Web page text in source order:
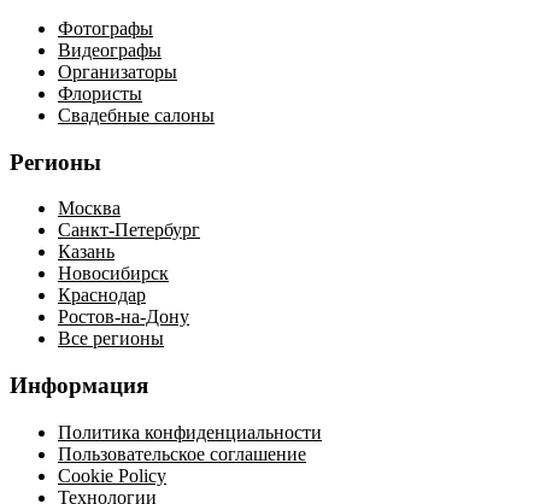
Фотографы
Видеографы
Организаторы
Флористы
Свадебные салоны
Регионы
Москва
Санкт-Петербург
Казань
Новосибирск
Краснодар
Ростов-на-Дону
Все регионы
Информация
Политика конфиденциальности
Пользовательское соглашение
Cookie Policy
Технологии